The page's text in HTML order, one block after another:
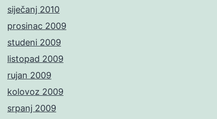
siječanj 2010
prosinac 2009
studeni 2009
listopad 2009
rujan 2009
kolovoz 2009
srpanj 2009